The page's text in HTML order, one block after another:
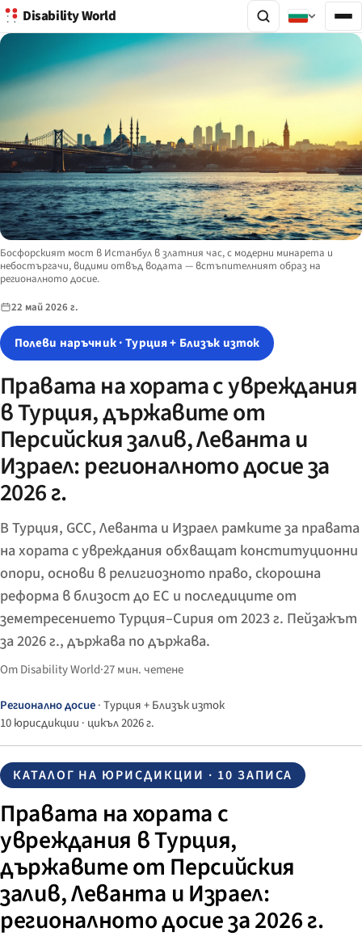
Disability World
Image description:
Босфорският мост в Истанбул в златния час, с модерни минарета и
небостъргачи, видими отвъд водата — встъпителният образ на
регионалното досие.
22 май 2026 г.
Полеви наръчник · Турция + Близък изток
Правата на хората с увреждания
в Турция, държавите от
Персийския залив, Леванта и
Израел: регионалното досие за
2026 г.
В Турция, GCC, Леванта и Израел рамките за правата
на хората с увреждания обхващат конституционни
опори, основи в религиозното право, скорошна
реформа в близост до ЕС и последиците от
земетресението Турция–Сирия от 2023 г. Пейзажът
за 2026 г., държава по държава.
От Disability World·27 мин. четене
Регионално досие· Турция + Близък изток
10 юрисдикции · цикъл 2026 г.
КАТАЛОГ НА ЮРИСДИКЦИИ · 10 ЗАПИСА
Правата на хората с
увреждания в Турция,
държавите от Персийския
залив, Леванта и Израел:
регионалното досие за 2026 г.